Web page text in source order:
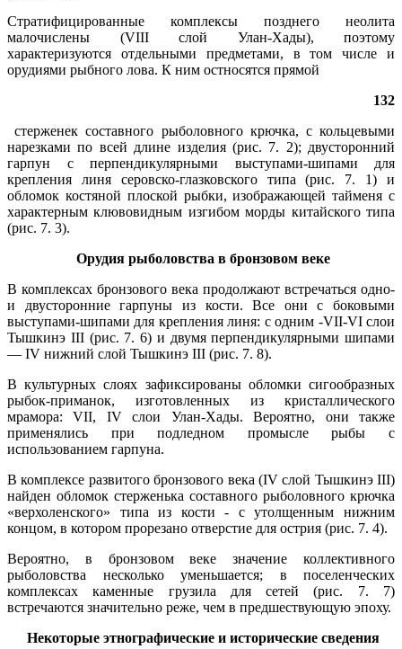
Стратифицированные комплексы позднего неолита
малочислены (VIII слой Улан-Хады), поэтому
характеризуются отдельными предметами, в том числе и
орудиями рыбного лова. К ним остносятся прямой
132
стерженек составного рыболовного крючка, с кольцевыми
нарезками по всей длине изделия (рис. 7. 2); двусторонний
гарпун с перпендикулярными выступами-шипами для
крепления линя серовско-глазковского типа (рис. 7. 1) и
обломок костяной плоской рыбки, изображающей тайменя с
характерным клювовидным изгибом морды китайского типа
(рис. 7. 3).
Орудия рыболовства в бронзовом веке
В комплексах бронзового века продолжают встречаться одно-
и двусторонние гарпуны из кости. Все они с боковыми
выступами-шипами для крепления линя: с одним -VII-VI слои
Тышкинэ III (рис. 7. 6) и двумя перпендикулярными шипами
— IV нижний слой Тышкинэ III (рис. 7. 8).
В культурных слоях зафиксированы обломки сигообразных
рыбок-приманок, изготовленных из кристаллического
мрамора: VII, IV слои Улан-Хады. Вероятно, они также
применялись при подледном промысле рыбы с
использованием гарпуна.
В комплексе развитого бронзового века (IV слой Тышкинэ III)
найден обломок стерженька составного рыболовного крючка
«верхоленского» типа из кости ‑ с утолщенным нижним
концом, в котором прорезано отверстие для острия (рис. 7. 4).
Вероятно, в бронзовом веке значение коллективного
рыболовства несколько уменьшается; в поселенческих
комплексах каменные грузила для сетей (рис. 7. 7)
встречаются значительно реже, чем в предшествующую эпоху.
Некоторые этнографические и исторические сведения